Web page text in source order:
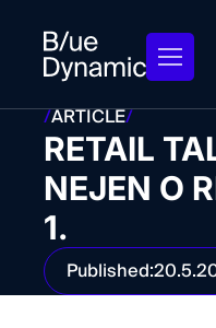
/ARTICLE/
RETAIL
NEJEN O
1.
Published: